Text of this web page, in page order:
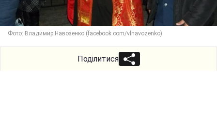
Фото: Владимир Навозенко (facebook.com/vlnavozenko)
Поділитися